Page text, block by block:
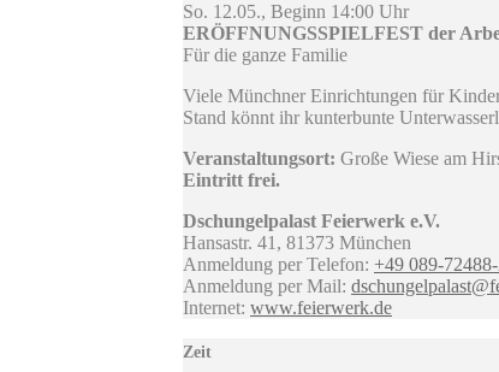
So. 12.05., Beginn 14:00 Uhr
ERÖFFNUNGSSPIELFEST der
Für die ganze Familie
Viele Münchner Einrichtungen für
Stand könnt ihr kunterbunte
Veranstaltungsort: Große Wiese am
Eintritt frei.
Dschungelpalast Feierwerk e.V.
Hansastr. 41, 81373 München
Anmeldung per Telefon: +49 089-
Anmeldung per Mail:
Internet: www.feierwerk.de
Zeit